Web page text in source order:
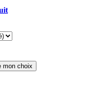
mon choix